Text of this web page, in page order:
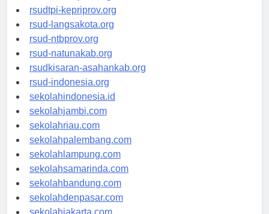
rsud-sulbarprov.org
rsudtpi-kepriprov.org
rsud-langsakota.org
rsud-ntbprov.org
rsud-natunakab.org
rsudkisaran-asahankab.org
rsud-indonesia.org
sekolahindonesia.id
sekolahjambi.com
sekolahriau.com
sekolahpalembang.com
sekolahlampung.com
sekolahsamarinda.com
sekolahbandung.com
sekolahdenpasar.com